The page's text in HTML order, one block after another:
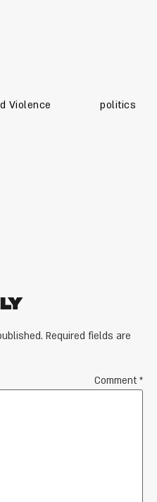
Violence politics
Required fields are
Comment*